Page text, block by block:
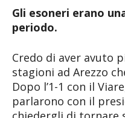
Gli esoneri erano
periodo.
Credo di aver avuto
stagioni ad Arezzo
Dopo l’1-1 con il
parlarono con il